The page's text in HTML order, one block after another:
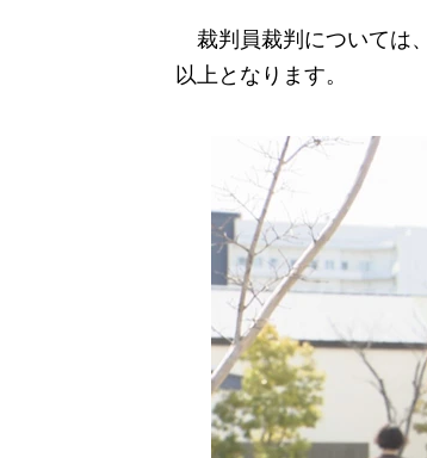
裁判員裁判については
以上となります。